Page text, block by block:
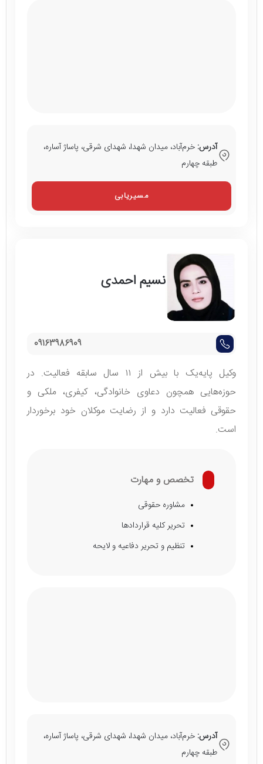
آدرس: خرم‌آباد، میدان شهدا، شهدای شرقی، پاساژ آساره،
طبقه چهارم
مسیریابی
نسیم احمدی
09163986909
وکیل پایه‌یک با بیش از ۱۱ سال سابقه فعالیت. در
حوزه‌هایی همچون دعاوی خانوادگی، کیفری، ملکی و
حقوقی فعالیت دارد و از رضایت موکلان خود برخوردار
است.
تخصص و مهارت
مشاوره حقوقی
تحریر کلیه قراردادها
تنظیم و تحریر دفاعیه و لایحه
آدرس: خرم‌آباد، میدان شهدا، شهدای شرقی، پاساژ آساره،
طبقه چهارم